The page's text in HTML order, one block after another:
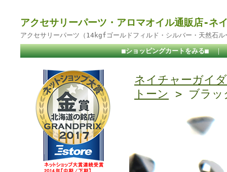
アクセサリーパーツ・アロマオイル通販店-ネ
アクセサリーパーツ（14kgfゴールドフィルド・シルバー・天然石
■ショッピングカートをみる■ ｜
ネイチャーガイ
トーン
> ブラッ